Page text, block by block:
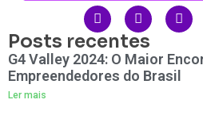
Posts recentes
G4 Valley 2024: O Maior
Empreendedores do Brasil
Ler mais